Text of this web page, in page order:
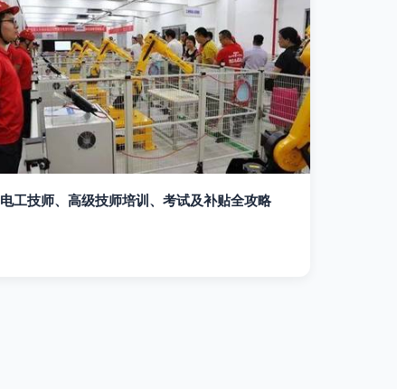
电工技师、高级技师培训、考试及补贴全攻略